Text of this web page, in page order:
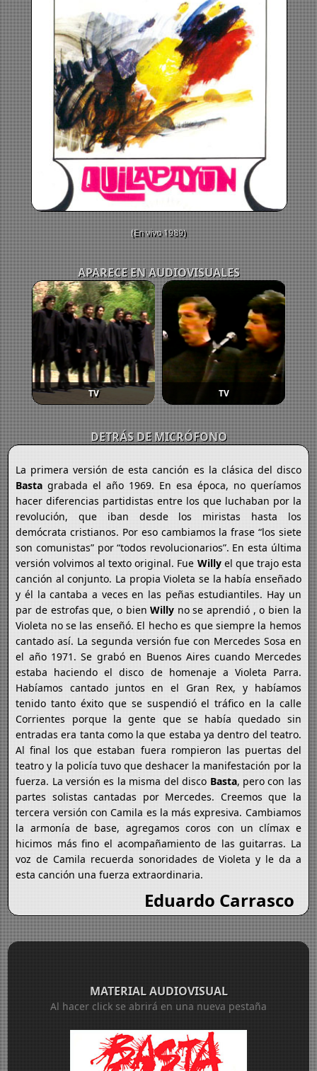
(En vivo 1989)
APARECE EN AUDIOVISUALES
TV TV
DETRÁS DE MICRÓFONO
La primera versión de esta canción es la clásica del disco
Bastagrabada el año 1969. En esa época, no queríamos
hacer diferencias partidistas entre los que luchaban por la
revolución, que iban desde los miristas hasta los
demócrata cristianos. Por eso cambiamos la frase “los siete
son comunistas” por “todos revolucionarios”. En esta última
versión volvimos al texto original. FueWillyel que trajo esta
canción al conjunto. La propia Violeta se la había enseñado
y él la cantaba a veces en las peñas estudiantiles. Hay un
par de estrofas que, o bienWillyno se aprendió , o bien la
Violeta no se las enseñó. El hecho es que siempre la hemos
cantado así. La segunda versión fue con Mercedes Sosa en
el año 1971. Se grabó en Buenos Aires cuando Mercedes
estaba haciendo el disco de homenaje a Violeta Parra.
Habíamos cantado juntos en el Gran Rex, y habíamos
tenido tanto éxito que se suspendió el tráfico en la calle
Corrientes porque la gente que se había quedado sin
entradas era tanta como la que estaba ya dentro del teatro.
Al final los que estaban fuera rompieron las puertas del
teatro y la policía tuvo que deshacer la manifestación por la
fuerza. La versión es la misma del discoBasta, pero con las
partes solistas cantadas por Mercedes. Creemos que la
tercera versión con Camila es la más expresiva. Cambiamos
la armonía de base, agregamos coros con un clímax e
hicimos más fino el acompañamiento de las guitarras. La
voz de Camila recuerda sonoridades de Violeta y le da a
esta canción una fuerza extraordinaria.
Eduardo Carrasco
MATERIAL AUDIOVISUAL
Al hacer click se abrirá en una nueva pestaña